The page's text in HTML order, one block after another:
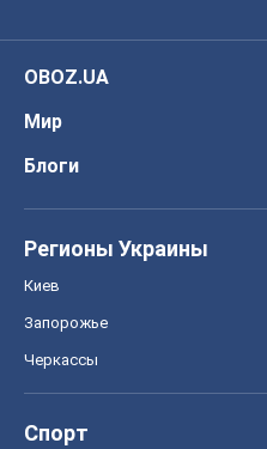
OBOZ.UA
Мир
Блоги
Регионы Украины
Киев
Запорожье
Черкассы
Спорт